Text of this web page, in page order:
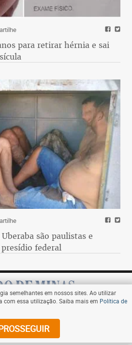
para retirar hérnia e sai
são paulistas e
federal
Assine
semelhantes em nossos sites. Ao utilizar
com essa utilização. Saiba mais em Política de